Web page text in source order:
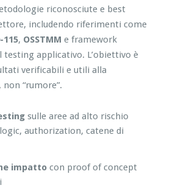
riconosciute e best
includendo riferimenti come
115, OSSTMM e framework
testing applicativo. L’obiettivo è
verificabili e utili alla
“rumore”.
sulle aree ad alto rischio
authorization, catene di
impattocon proof of concept